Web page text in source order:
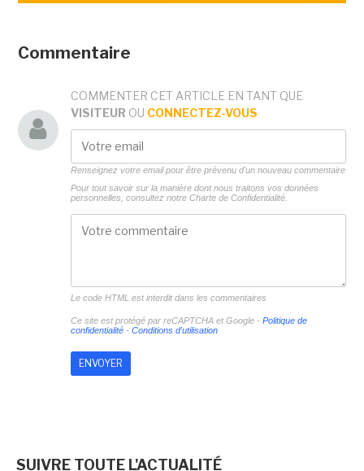
Commentaire
COMMENTER CET ARTICLE EN TANT QUE
VISITEUR OU CONNECTEZ-VOUS
Renseignez votre email pour être prévenu d'un nouveau commentaire
Pour tout savoir sur la manière dont nous traitons vos données
personnelles, consultez notre Charte de Confidentialité.
Le code HTML est interdit dans les commentaires
Ce site est protégé par reCAPTCHA et Google - Politique de
confidentialité- Conditions d'utilisation
SUIVRE TOUTE L'ACTUALITÉ